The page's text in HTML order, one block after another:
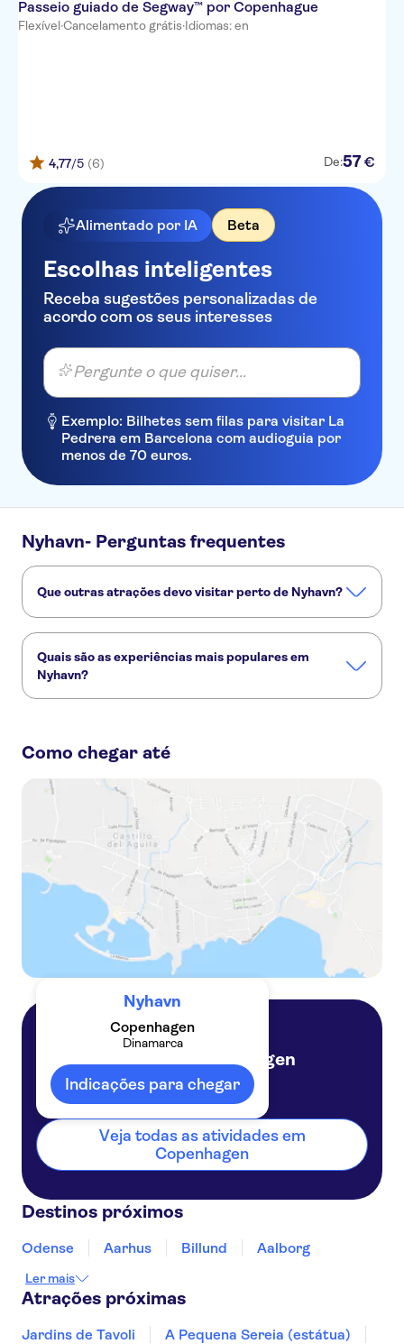
Passeio guiado de Segway™ por Copenhague
Flexível·Cancelamento grátis·Idiomas: en
4,77/5 (6) De:57 €
Alimentado por IA Beta
Escolhas inteligentes
Receba sugestões personalizadas de
acordo com os seus interesses
Pergunte o que quiser...
Exemplo: Bilhetes sem filas para visitar La
Pedrera em Barcelona com audioguia por
menos de 70 euros.
Nyhavn- Perguntas frequentes
Que outras atrações devo visitar perto de Nyhavn?
Jardins de Tavoli
Palácio de Christiansborg
Quais são as experiências mais populares em
Nyhavn?
Passeio expresso "Copenhaga em poucas palavras
Passeio clássico pelos canais e pelo porto de Copenhaga
Passeio guiado de Segway™ por Copenhague
Como chegar até
Nyhavn
Copenhagen
Dinamarca
Indicações para chegar
Copenhagen
Dinamarca
Veja todas as atividades em
Copenhagen
Destinos próximos
Odense Aarhus Billund Aalborg
Ler mais
Atrações próximas
Jardins de Tavoli
A Pequena Sereia (estátua)